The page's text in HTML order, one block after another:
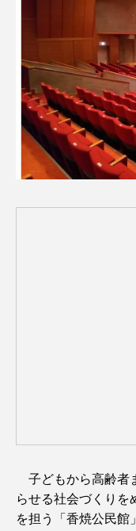
子どもから高齢者
らせる社会づくりを
を担う「香焼公民館